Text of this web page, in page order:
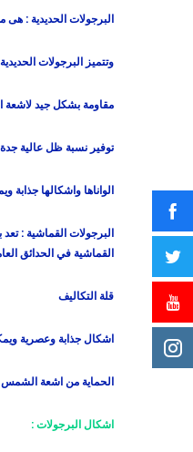
البرجولات الحديدية : هى
وتتميز البرجولات
مقاومة بشكل جيد لاشعة
توفير نسبة ظل عالية جدة
الواناها واشكالها
البرجولات القماشية :تعد
القماشية في الحدائق
قلة التكاليف
اشكال جذابة وعصرية
الحماية من اشعة
اشكال البرجولات :